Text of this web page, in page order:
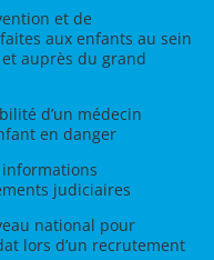
et de
aux enfants au sein
auprès du grand
d’un médecin
en danger
judiciaires
national pour
lors d’un recrutement